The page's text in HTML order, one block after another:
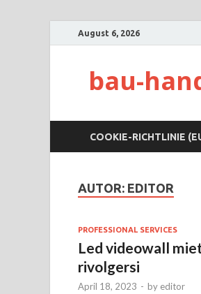
August 6, 2026
bau-
COOKIE-RICHTLINIE
AUTOR: EDITOR
PROFESSIONAL SERVICES
Led videowall
rivolgersi
April 18, 2023 - by editor